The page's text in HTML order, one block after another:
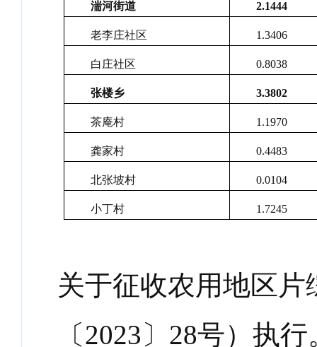
湍河街道 2.1444
老李庄社区 1.3406
白庄社区 0.8038
张楼乡 3.3802
茶庵村 1.1970
龚家村 0.4483
北张坡村 0.0104
小丁村 1.7245
关于征收农用地区
〔2023 〕 28号）执行